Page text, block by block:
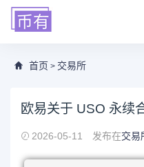
首页 > 交易所
欧易关于 USO 永续
2026-05-11 发布在交易